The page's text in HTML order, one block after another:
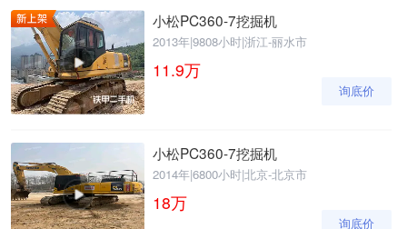
小松PC360-7挖掘机
2013年|9808小时|浙江-丽水市
11.9万
询底价
小松PC360-7挖掘机
2014年|6800小时|北京-北京市
18万
询底价
《隐
私
政
策》